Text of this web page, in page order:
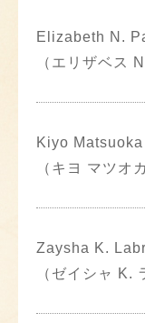
Elizabeth N.
（エリザベス
Kiyo Matsuoka
（キヨ マツオ
Zaysha K.
（ゼイシャ K.